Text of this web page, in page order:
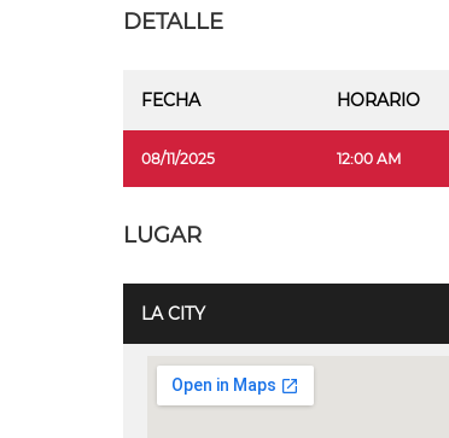
DETALLE
FECHA HORARIO
08/11/2025 12:00 AM
LUGAR
LA CITY